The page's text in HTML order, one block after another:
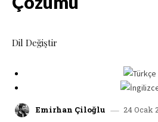
Dil Değiştir
Emirhan Çiloğlu 24 Ocak